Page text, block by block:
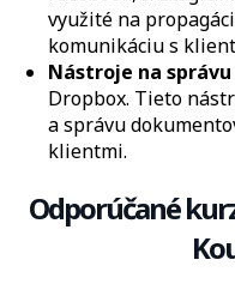
využité na
komunikáciu s
Nástroje na
Dropbox. Tieto
a správu
klientmi.
Odporúčané